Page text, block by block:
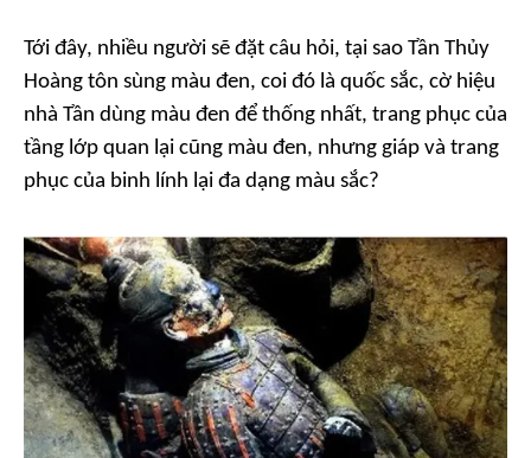
Tới đây, nhiều người sẽ đặt câu hỏi, tại sao Tần Thủy
Hoàng tôn sùng màu đen, coi đó là quốc sắc, cờ hiệu
nhà Tần dùng màu đen để thống nhất, trang phục của
tầng lớp quan lại cũng màu đen, nhưng giáp và trang
phục của binh lính lại đa dạng màu sắc?